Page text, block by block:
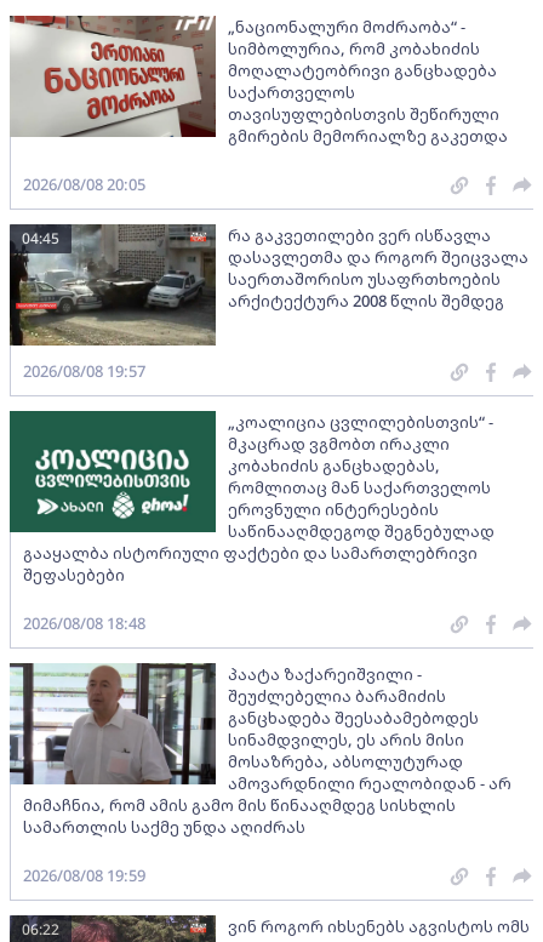
„ნაციონალური მოძრაობა“ -
სიმბოლურია, რომ კობახიძის
მოღალატეობრივი განცხადება
საქართველოს
თავისუფლებისთვის შეწირული
გმირების მემორიალზე გაკეთდა
2026/08/08 20:05
რა გაკვეთილები ვერ ისწავლა
დასავლეთმა და როგორ შეიცვალა
საერთაშორისო უსაფრთხოების
არქიტექტურა 2008 წლის შემდეგ
04:45
2026/08/08 19:57
„კოალიცია ცვლილებისთვის“ -
მკაცრად ვგმობთ ირაკლი
კობახიძის განცხადებას,
რომლითაც მან საქართველოს
ეროვნული ინტერესების
საწინააღმდეგოდ შეგნებულად
გააყალბა ისტორიული ფაქტები და სამართლებრივი
შეფასებები
2026/08/08 18:48
პაატა ზაქარეიშვილი -
შეუძლებელია ბარამიძის
განცხადება შეესაბამებოდეს
სინამდვილეს, ეს არის მისი
მოსაზრება, აბსოლუტურად
ამოვარდნილი რეალობიდან - არ
მიმაჩნია, რომ ამის გამო მის წინააღმდეგ სისხლის
სამართლის საქმე უნდა აღიძრას
2026/08/08 19:59
ვინ როგორ იხსენებს აგვისტოს ომს
06:22